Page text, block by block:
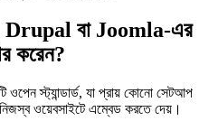
বা Joomla-এর
করেন?
ওপেন স্ট্যান্ডার্ড, যা প্রায় কোনো সেটআপ
ওয়েবসাইটে এম্বেড করতে দেয়।